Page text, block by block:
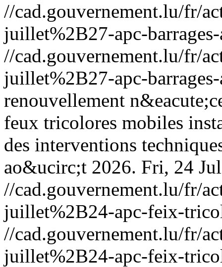
//cad.gouvernement.lu/fr/
juillet%2B27-apc-
//cad.gouvernement.lu/fr/
juillet%2B27-apc-
renouvellement
feux tricolores mobiles
des interventions
ao&ucirc;t 2026. Fri, 24
//cad.gouvernement.lu/fr/
juillet%2B24-apc-feix-
//cad.gouvernement.lu/fr/
juillet%2B24-apc-feix-